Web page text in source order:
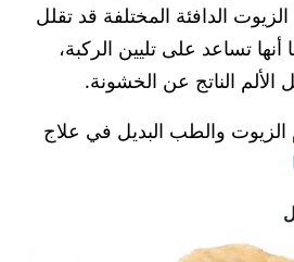
الدافئة المختلفة قد تقلل
أنها تساعد على تليين الركبة،
الناتج عن الخشونة.
الزيوت والطب البديل في علاج